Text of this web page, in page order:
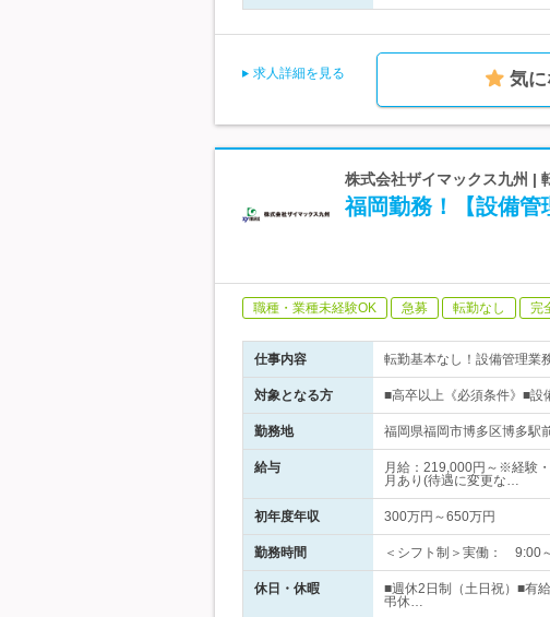
求人詳細を見る 気
株式会社ザイマックス九州 |
福岡勤務！【設備管
職種・業種未経験OK 急募 転勤なし 完
仕事内容 転勤基本なし！設備管理業
対象となる方 ■高卒以上《必須条件》■設
勤務地 福岡県福岡市博多区博多駅
給与
月給：219,000円～※経験
月あり(待遇に変更な…
初年度年収 300万円～650万円
勤務時間 ＜シフト制＞実働： 9:00
休日・休暇
■週休2日制（土日祝）■有
弔休…